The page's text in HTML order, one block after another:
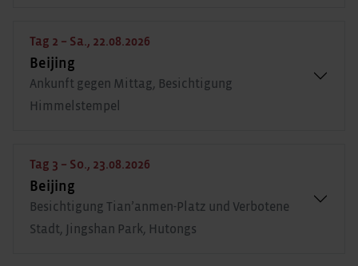
Tag 2 – Sa., 22.08.2026
Beijing
Ankunft gegen Mittag, Besichtigung
Himmelstempel
Tag 3 – So., 23.08.2026
Beijing
Besichtigung Tian’anmen-Platz und Verbotene
Stadt, Jingshan Park, Hutongs